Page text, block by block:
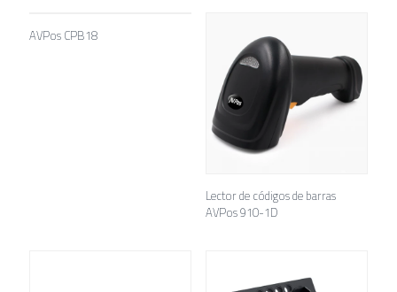
AVPos CPB18
Lector de códigos de barras
AVPos 910-1D